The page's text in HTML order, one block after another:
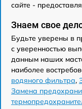
сайте -
Знаем свое
Будьте уверены в
с уверенностью
данным наших
наиболее
водяного фильтра,
Замена